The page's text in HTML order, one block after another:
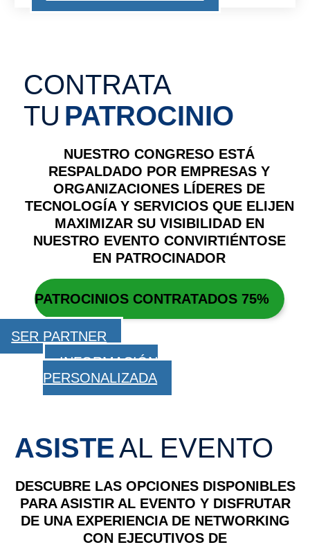
CONTRATA
TU PATROCINIO
NUESTRO CONGRESO ESTÁ
RESPALDADO POR EMPRESAS Y
ORGANIZACIONES LÍDERES DE
TECNOLOGÍA Y SERVICIOS QUE ELIJEN
MAXIMIZAR SU VISIBILIDAD EN
NUESTRO EVENTO CONVIRTIÉNTOSE
EN PATROCINADOR
PATROCINIOS CONTRATADOS 75%
SER PARTNER
INFORMACIÓN
PERSONALIZADA
ASISTEAL EVENTO
DESCUBRE LAS OPCIONES DISPONIBLES
PARA ASISTIR AL EVENTO Y DISFRUTAR
DE UNA EXPERIENCIA DE NETWORKING
CON EJECUTIVOS DE